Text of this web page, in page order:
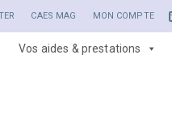
CAES MAG MON COMPTE
Vos aides & prestations